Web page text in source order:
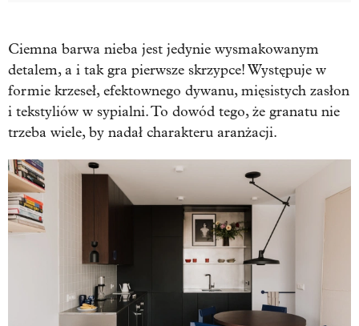
Ciemna barwa nieba jest jedynie wysmakowanym
detalem, a i tak gra pierwsze skrzypce! Występuje w
formie krzeseł, efektownego dywanu, mięsistych zasłon
i tekstyliów w sypialni. To dowód tego, że granatu nie
trzeba wiele, by nadał charakteru aranżacji.